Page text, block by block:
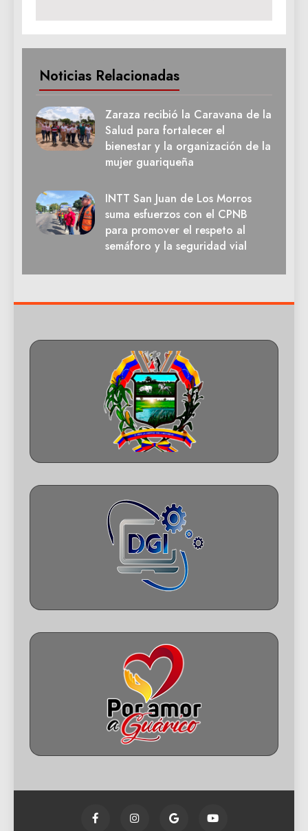
Noticias Relacionadas
Zaraza recibió la Caravana de la
Salud para fortalecer el
bienestar y la organización de la
mujer guariqueña
INTT San Juan de Los Morros
suma esfuerzos con el CPNB
para promover el respeto al
semáforo y la seguridad vial